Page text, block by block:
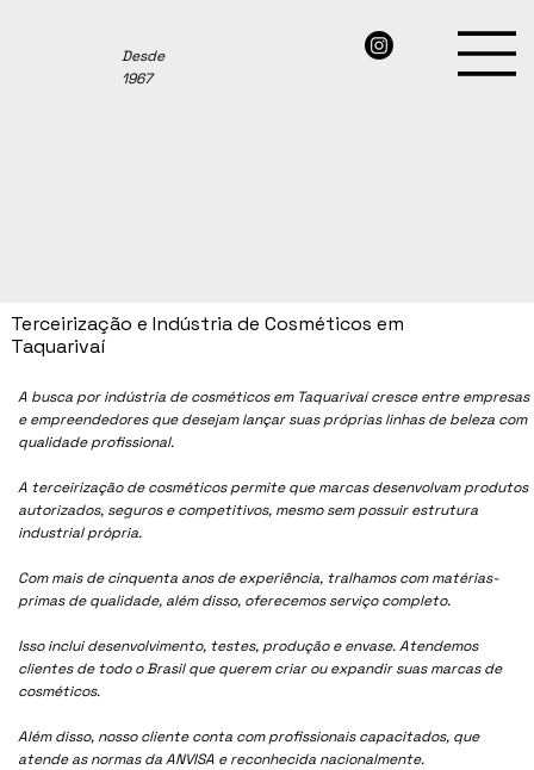
Desde
1967
A busca por indústria de cosméticos em Taquarivaí cresce entre empresas
e empreendedores que desejam lançar suas próprias linhas de beleza com
qualidade profissional.
A terceirização de cosméticos permite que marcas desenvolvam produtos
autorizados, seguros e competitivos, mesmo sem possuir estrutura
industrial própria.
Com mais de cinquenta anos de experiência, tralhamos com matérias-
primas de qualidade, além disso, oferecemos serviço completo.
Isso inclui desenvolvimento, testes, produção e envase. Atendemos
clientes de todo o Brasil que querem criar ou expandir suas marcas de
cosméticos.
Além disso, nosso cliente conta com profissionais capacitados, que
atende as normas da ANVISA e reconhecida nacionalmente.
Terceirização e Indústria de Cosméticos em
Taquarivaí